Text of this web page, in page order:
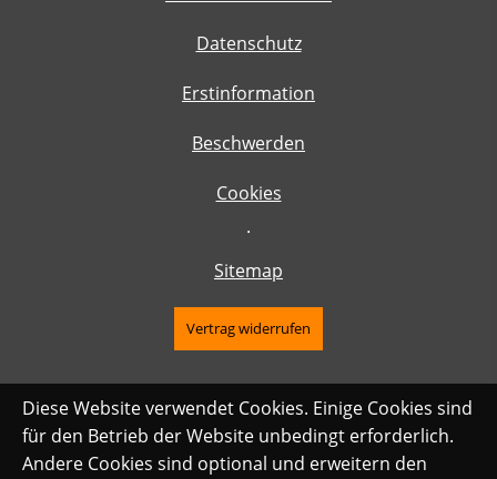
Datenschutz
Erstinformation
Beschwerden
Cookies
·
Sitemap
Vertrag widerrufen
Diese Website verwendet Cookies. Einige Cookies sind
für den Betrieb der Website unbedingt erforderlich.
Andere Cookies sind optional und erweitern den